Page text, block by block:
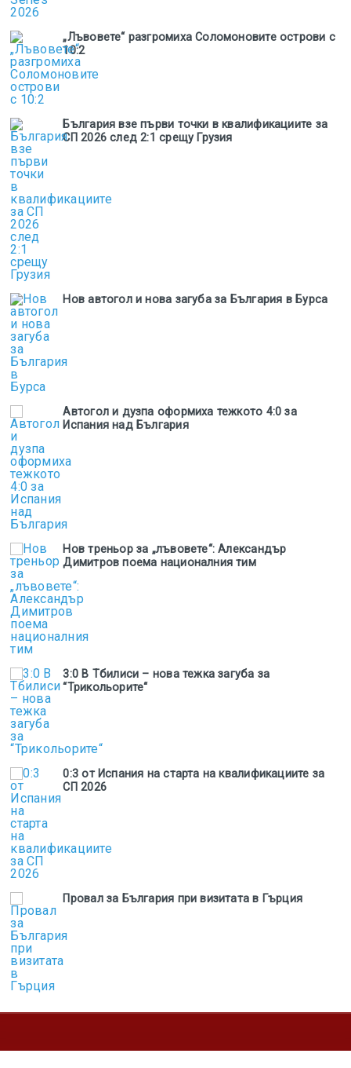
„Лъвовете“ разгромиха Соломоновите острови с
10:2
България взе първи точки в квалификациите за
СП 2026 след 2:1 срещу Грузия
Нов автогол и нова загуба за България в Бурса
Автогол и дузпа оформиха тежкото 4:0 за
Испания над България
Нов треньор за „лъвовете“: Александър
Димитров поема националния тим
3:0 В Тбилиси – нова тежка загуба за
“Трикольорите“
0:3 от Испания на старта на квалификациите за
СП 2026
Провал за България при визитата в Гърция